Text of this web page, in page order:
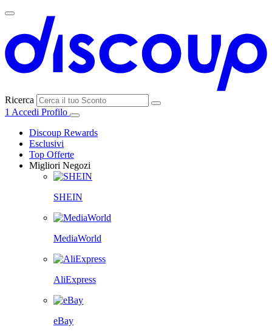
Ricerca
1 Accedi Profilo
Discoup Rewards
Esclusivi
Top Offerte
Migliori Negozi
SHEIN
MediaWorld
AliExpress
eBay